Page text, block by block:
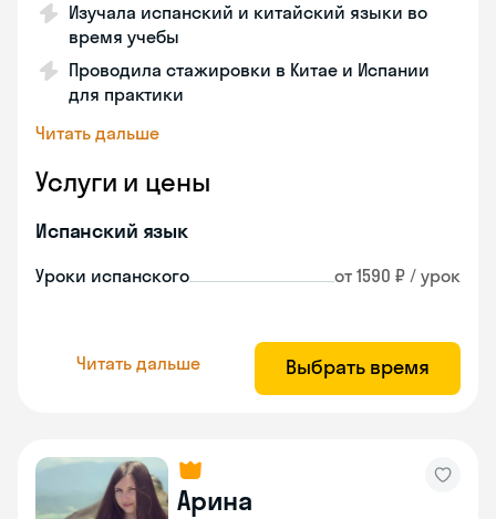
Изучала испанский и китайский языки во
время учебы
Проводила стажировки в Китае и Испании
для практики
Читать дальше
Услуги и цены
Испанский язык
Уроки испанского от 1590 ₽ / урок
Читать дальше Выбрать время
Арина